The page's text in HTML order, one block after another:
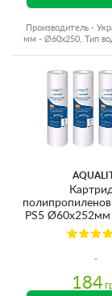
Производитель -
мм - Ø60x250, Тип
PS5 Ø60x252мм
(очистка от
примесей)
184